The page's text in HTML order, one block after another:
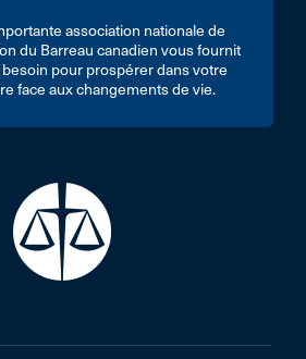
association nationale de
du Barreau canadien vous fournit
pour prospérer dans votre
face aux changements de vie.